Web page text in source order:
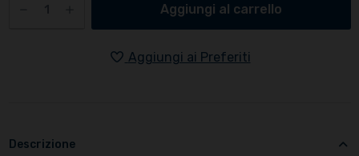
Aggiungi al carrello
Aggiungi ai Preferiti
Descrizione